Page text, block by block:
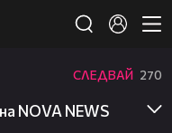
СЛЕДВАЙ 270
NOVA NEWS